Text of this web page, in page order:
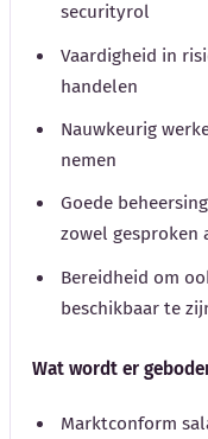
securityrol
Vaardigheid in
handelen
Nauwkeurig
nemen
Goede
zowel gesproken
Bereidheid om
beschikbaar te
Wat wordt er
Marktconform